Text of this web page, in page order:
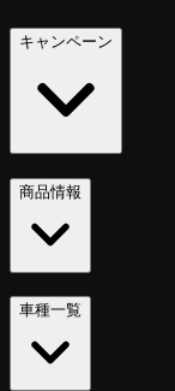
キャンペーン
商品情報
車種一覧